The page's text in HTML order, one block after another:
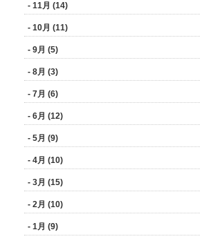
- 11月 (14)
- 10月 (11)
- 9月 (5)
- 8月 (3)
- 7月 (6)
- 6月 (12)
- 5月 (9)
- 4月 (10)
- 3月 (15)
- 2月 (10)
- 1月 (9)